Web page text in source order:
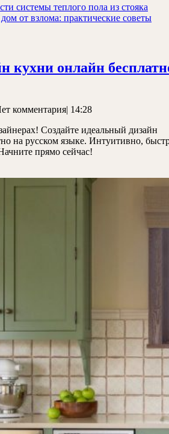
системы теплого пола из стояка
от взлома: практические советы
кухни онлайн
комментария| 14:28
Создайте идеальный дизайн
на русском языке. Интуитивно,
прямо сейчас!